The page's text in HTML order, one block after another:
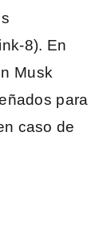
8). En
Musk
para
caso de